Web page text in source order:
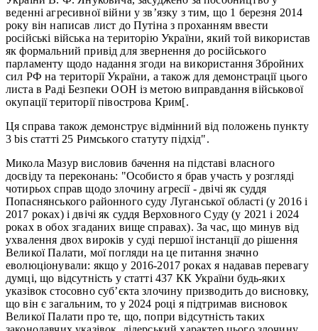
веденні агресивної війни у зв’язку з тим, що 1 березня 2014
року він написав лист до Путіна з проханням ввести
російські війська на територію України, який той використав
як формальний привід для звернення до російського
парламенту щодо надання згоди на використання Збройних
сил РФ на території України, а також для демонстрації цього
листа в Раді Безпеки ООН із метою виправдання військової
окупації території півострова Крим[.
Ця справа також демонструє відмінний від положень пункту
3 bis статті 25 Римського статуту підхід".
Микола Мазур висловив бачення на підставі власного
досвіду та переконань: "Особисто я брав участь у розгляді
чотирьох справ щодо злочину агресії - двічі як суддя
Попаснянського районного суду Луганської області (у 2016 і
2017 роках) і двічі як суддя Верховного Суду (у 2021 і 2024
роках в обох згаданих вище справах). За час, що минув від
ухвалення двох вироків у суді першої інстанції до рішення
Великої Палати, мої погляди на це питання значно
еволюціонували: якщо у 2016-2017 роках я надавав перевагу
думці, що відсутність у статті 437 КК України будь-яких
указівок стосовно суб’єкта злочину призводить до висновку,
що він є загальним, то у 2024 році я підтримав висновок
Великої Палати про те, що, попри відсутність таких